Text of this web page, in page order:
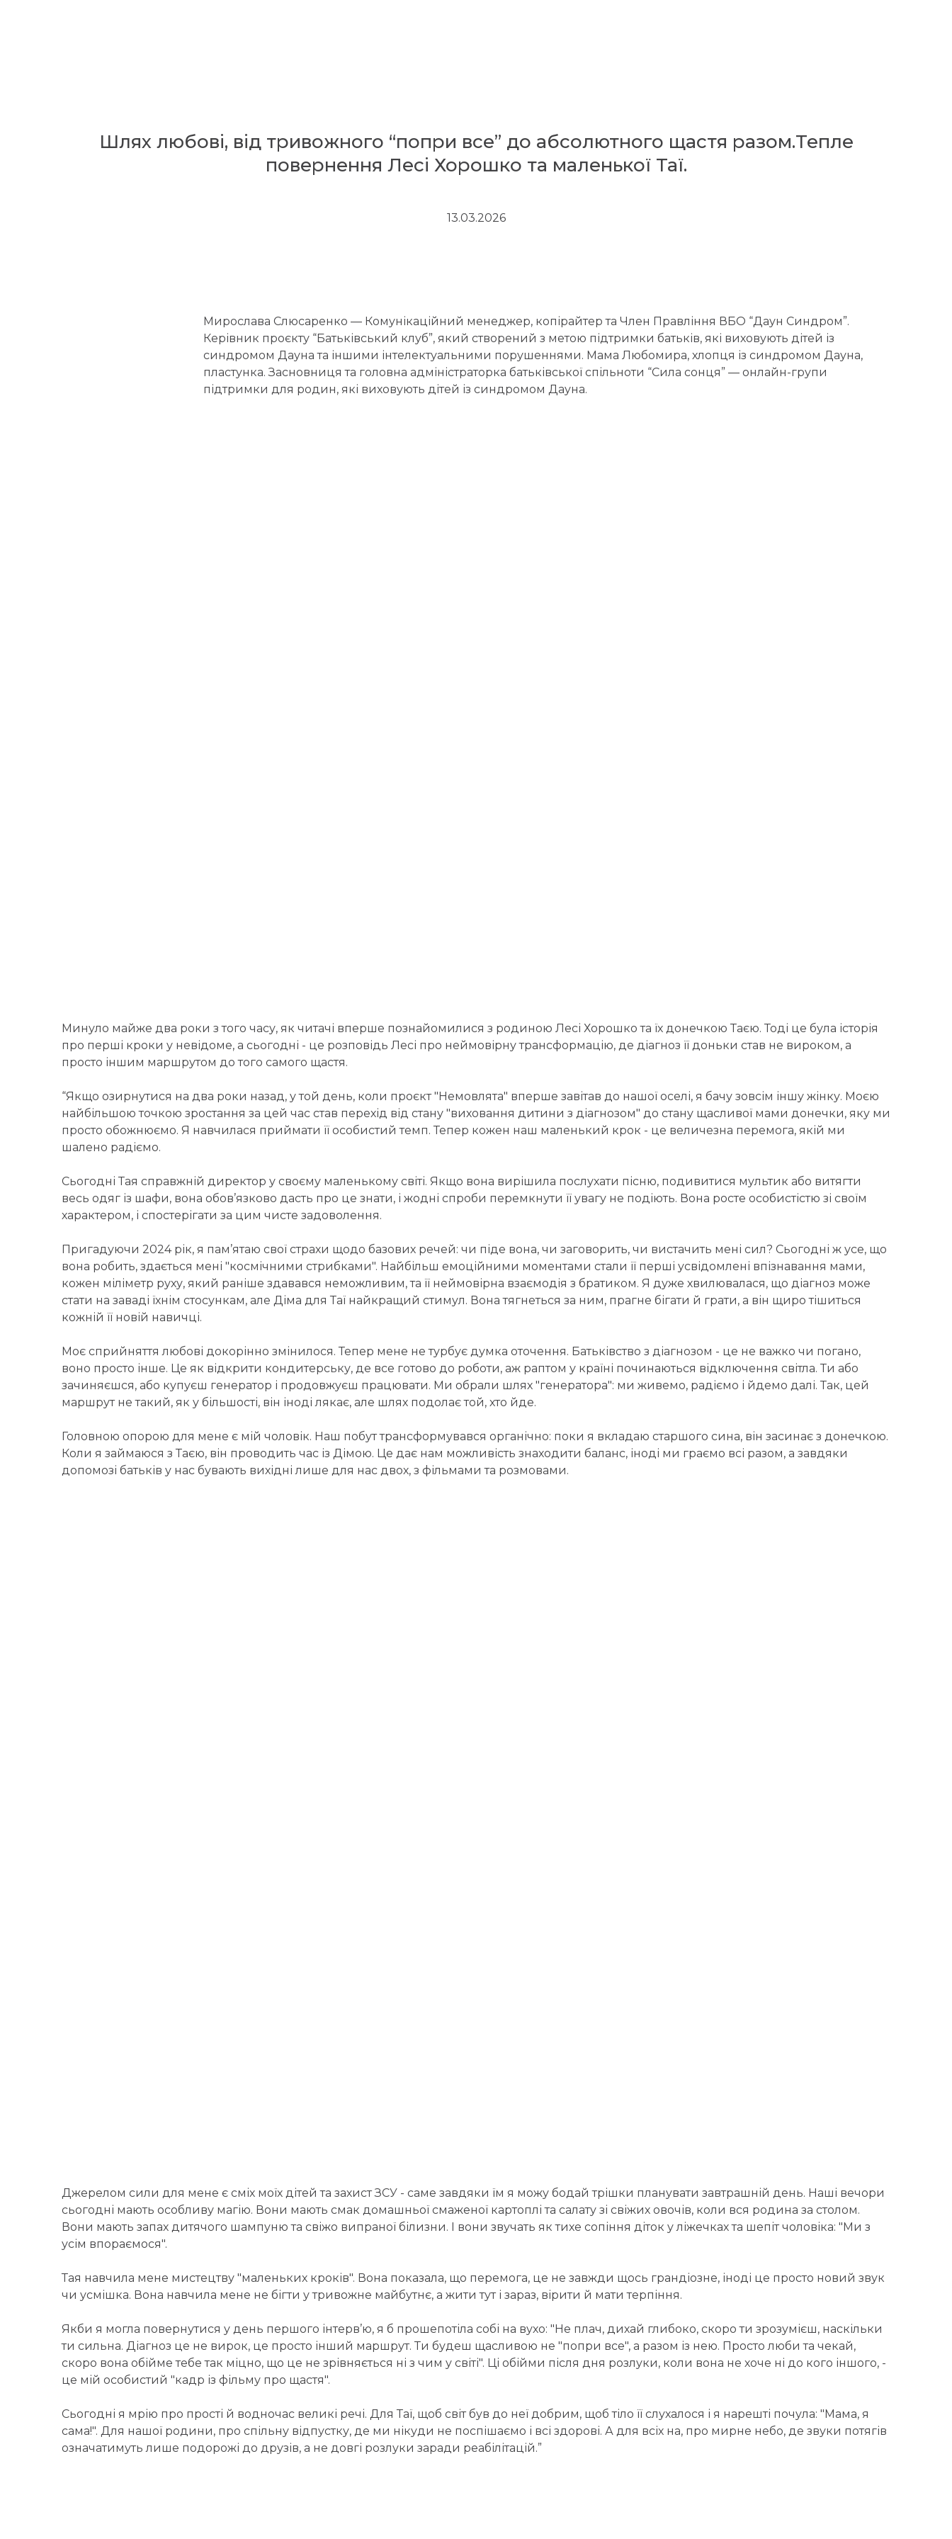
Шлях любові, від тривожного “попри все” до абсолютного щастя разом.Тепле
повернення Лесі Хорошко та маленької Таї.
13.03.2026
Мирослава Слюсаренко — Комунікаційний менеджер, копірайтер та Член Правління ВБО “Даун Синдром”.
Керівник проєкту “Батьківський клуб”, який створений з метою підтримки батьків, які виховують дітей із
синдромом Дауна та іншими інтелектуальними порушеннями. Мама Любомира, хлопця із синдромом Дауна,
пластунка. Засновниця та головна адміністраторка батьківської спільноти “Сила сонця” — онлайн-групи
підтримки для родин, які виховують дітей із синдромом Дауна.
Минуло майже два роки з того часу, як читачі вперше познайомилися з родиною Лесі Хорошко та їх донечкою Таєю. Тоді це була історія
про перші кроки у невідоме, а сьогодні - це розповідь Лесі про неймовірну трансформацію, де діагноз її доньки став не вироком, а
просто іншим маршрутом до того самого щастя.
“Якщо озирнутися на два роки назад, у той день, коли проєкт "Немовлята" вперше завітав до нашої оселі, я бачу зовсім іншу жінку. Моєю
найбільшою точкою зростання за цей час став перехід від стану "виховання дитини з діагнозом" до стану щасливої мами донечки, яку ми
просто обожнюємо. Я навчилася приймати її особистий темп. Тепер кожен наш маленький крок - це величезна перемога, якій ми
шалено радіємо.
Сьогодні Тая справжній директор у своєму маленькому світі. Якщо вона вирішила послухати пісню, подивитися мультик або витягти
весь одяг із шафи, вона обов’язково дасть про це знати, і жодні спроби перемкнути її увагу не подіють. Вона росте особистістю зі своїм
характером, і спостерігати за цим чисте задоволення.
Пригадуючи 2024 рік, я пам’ятаю свої страхи щодо базових речей: чи піде вона, чи заговорить, чи вистачить мені сил? Сьогодні ж усе, що
вона робить, здається мені "космічними стрибками". Найбільш емоційними моментами стали її перші усвідомлені впізнавання мами,
кожен міліметр руху, який раніше здавався неможливим, та її неймовірна взаємодія з братиком. Я дуже хвилювалася, що діагноз може
стати на заваді їхнім стосункам, але Діма для Таї найкращий стимул. Вона тягнеться за ним, прагне бігати й грати, а він щиро тішиться
кожній її новій навичці.
Моє сприйняття любові докорінно змінилося. Тепер мене не турбує думка оточення. Батьківство з діагнозом - це не важко чи погано,
воно просто інше. Це як відкрити кондитерську, де все готово до роботи, аж раптом у країні починаються відключення світла. Ти або
зачиняєшся, або купуєш генератор і продовжуєш працювати. Ми обрали шлях "генератора": ми живемо, радіємо і йдемо далі. Так, цей
маршрут не такий, як у більшості, він іноді лякає, але шлях подолає той, хто йде.
Головною опорою для мене є мій чоловік. Наш побут трансформувався органічно: поки я вкладаю старшого сина, він засинає з донечкою.
Коли я займаюся з Таєю, він проводить час із Дімою. Це дає нам можливість знаходити баланс, іноді ми граємо всі разом, а завдяки
допомозі батьків у нас бувають вихідні лише для нас двох, з фільмами та розмовами.
Джерелом сили для мене є сміх моїх дітей та захист ЗСУ - саме завдяки їм я можу бодай трішки планувати завтрашній день. Наші вечори
сьогодні мають особливу магію. Вони мають смак домашньої смаженої картоплі та салату зі свіжих овочів, коли вся родина за столом.
Вони мають запах дитячого шампуню та свіжо випраної білизни. І вони звучать як тихе сопіння діток у ліжечках та шепіт чоловіка: "Ми з
усім впораємося".
Тая навчила мене мистецтву "маленьких кроків". Вона показала, що перемога, це не завжди щось грандіозне, іноді це просто новий звук
чи усмішка. Вона навчила мене не бігти у тривожне майбутнє, а жити тут і зараз, вірити й мати терпіння.
Якби я могла повернутися у день першого інтерв’ю, я б прошепотіла собі на вухо: "Не плач, дихай глибоко, скоро ти зрозумієш, наскільки
ти сильна. Діагноз це не вирок, це просто інший маршрут. Ти будеш щасливою не "попри все", а разом із нею. Просто люби та чекай,
скоро вона обійме тебе так міцно, що це не зрівняється ні з чим у світі". Ці обійми після дня розлуки, коли вона не хоче ні до кого іншого, -
це мій особистий "кадр із фільму про щастя".
Сьогодні я мрію про прості й водночас великі речі. Для Таї, щоб світ був до неї добрим, щоб тіло її слухалося і я нарешті почула: "Мама, я
сама!". Для нашої родини, про спільну відпустку, де ми нікуди не поспішаємо і всі здорові. А для всіх на, про мирне небо, де звуки потягів
означатимуть лише подорожі до друзів, а не довгі розлуки заради реабілітацій.”